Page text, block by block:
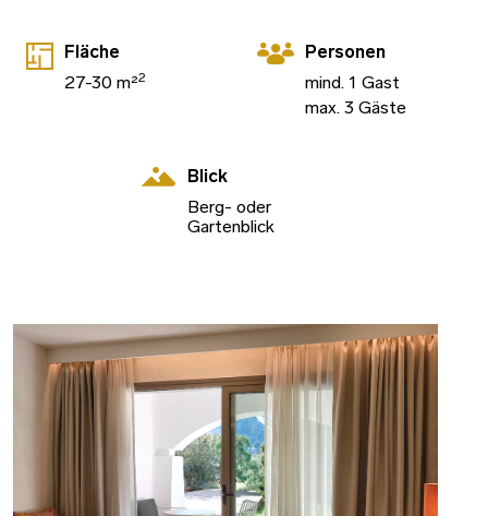
Fläche
27-30 m²2
Personen
mind. 1 Gast
max. 3 Gäste
Blick
Berg- oder
Gartenblick